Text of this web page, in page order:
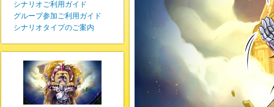
シナリオご利用ガイド
グループ参加ご利用ガイド
シナリオタイプのご案内